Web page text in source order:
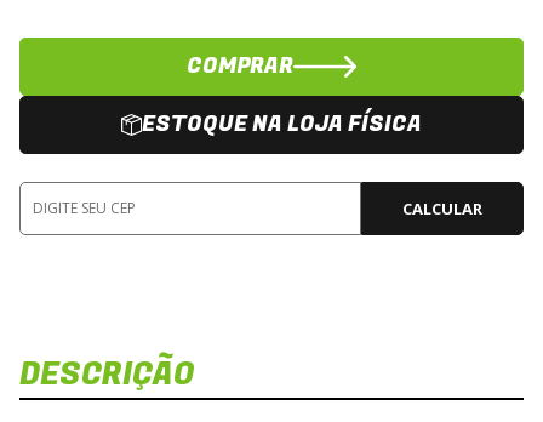
COMPRAR
ESTOQUE NA LOJA FÍSICA
CALCULAR
DESCRIÇÃO